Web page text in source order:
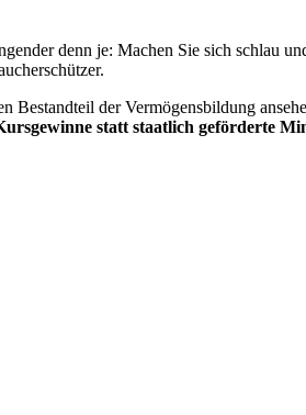
denn je: Machen Sie sich schlau
Bestandteil der Vermögensbildung
statt staatlich geförderte